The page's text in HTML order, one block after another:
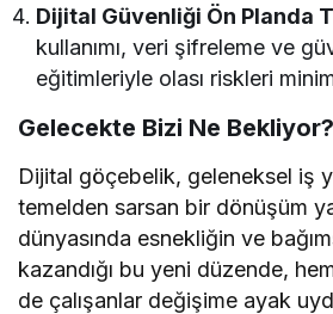
Dijital Güvenliği Ön Planda
kullanımı, veri şifreleme ve
eğitimleriyle olası riskleri
Gelecekte Bizi Ne Bekliyor?
Dijital göçebelik, geleneksel iş
temelden sarsan bir dönüşüm
dünyasında esnekliğin ve
kazandığı bu yeni düzende,
de çalışanlar değişime ayak